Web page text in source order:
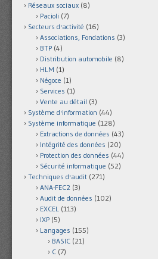
Réseaux sociaux (8)
Pacioli (7)
Secteurs d'activité (16)
Associations, Fondations (3)
BTP (4)
Distribution automobile (8)
HLM (1)
Négoce (1)
Services (1)
Vente au détail (3)
Système d'information (44)
Système informatique (128)
Extractions de données (43)
Intégrité des données (20)
Protection des données (44)
Sécurité informatique (52)
Techniques d'audit (271)
ANA-FEC2 (3)
Audit de données (102)
EXCEL (113)
IXP (5)
Langages (155)
BASIC (21)
C (7)